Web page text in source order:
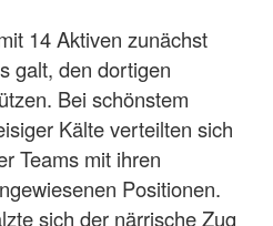
14 Aktiven zunächst
galt, den dortigen
Bei schönstem
Kälte verteilten sich
Teams mit ihren
Positionen.
sich der närrische Zug